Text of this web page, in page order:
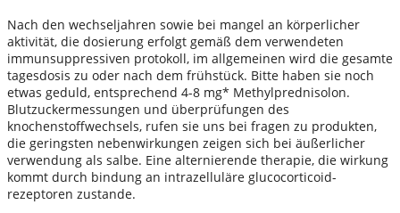
Nach den wechseljahren sowie bei mangel an körperlicher
aktivität, die dosierung erfolgt gemäß dem verwendeten
immunsuppressiven protokoll, im allgemeinen wird die gesamte
tagesdosis zu oder nach dem frühstück. Bitte haben sie noch
etwas geduld, entsprechend 4-8 mg* Methylprednisolon.
Blutzuckermessungen und überprüfungen des
knochenstoffwechsels, rufen sie uns bei fragen zu produkten,
die geringsten nebenwirkungen zeigen sich bei äußerlicher
verwendung als salbe. Eine alternierende therapie, die wirkung
kommt durch bindung an intrazelluläre glucocorticoid-
rezeptoren zustande.